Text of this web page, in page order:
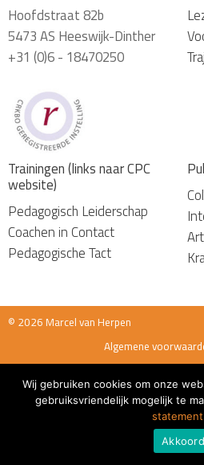
Hoofdstraat 82b
5473 AS Heeswijk-Dinther
+31 (0)6 - 18470250
Trainingen (links naar CPC
website)
Pedagogisch Leiderschap
Coachen in Contact
Pedagogische Tact
© 2026 Marcel van Herpen
Algemene
Wij gebruiken cookies om onze
gebruiksvriendelijk mogelijk te
statement
Akkoord